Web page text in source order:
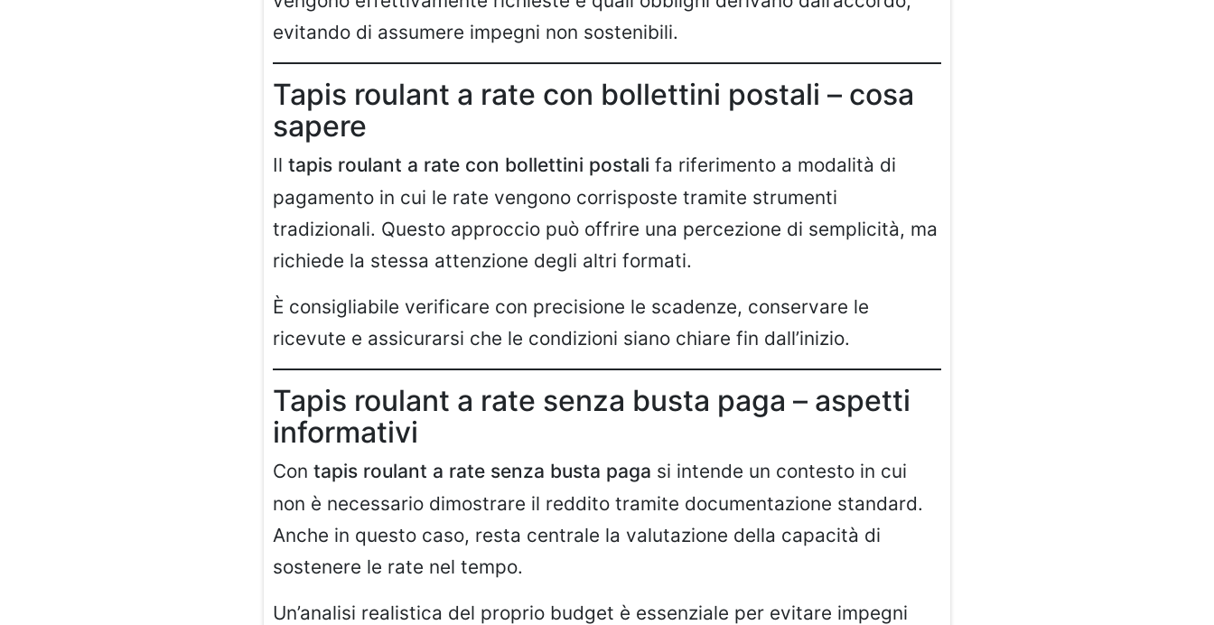
evitando di assumere impegni non sostenibili.
Tapis roulant a rate con bollettini postali – cosa
sapere
Il tapis roulant a rate con bollettini postali fa riferimento a modalità di
pagamento in cui le rate vengono corrisposte tramite strumenti
tradizionali. Questo approccio può offrire una percezione di semplicità, ma
richiede la stessa attenzione degli altri formati.
È consigliabile verificare con precisione le scadenze, conservare le
ricevute e assicurarsi che le condizioni siano chiare fin dall’inizio.
Tapis roulant a rate senza busta paga – aspetti
informativi
Con tapis roulant a rate senza busta paga si intende un contesto in cui
non è necessario dimostrare il reddito tramite documentazione standard.
Anche in questo caso, resta centrale la valutazione della capacità di
sostenere le rate nel tempo.
Un’analisi realistica del proprio budget è essenziale per evitare impegni